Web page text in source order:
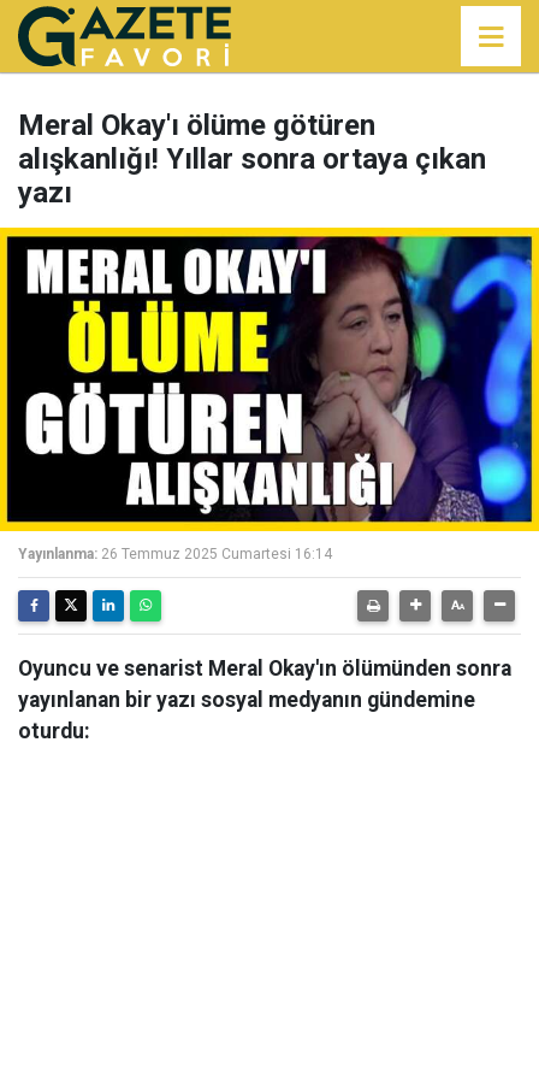
Meral Okay'ı ölüme götüren
alışkanlığı! Yıllar sonra ortaya çıkan
yazı
Yayınlanma: 26 Temmuz 2025 Cumartesi 16:14
Oyuncu ve senarist Meral Okay'ın ölümünden sonra
yayınlanan bir yazı sosyal medyanın gündemine
oturdu: